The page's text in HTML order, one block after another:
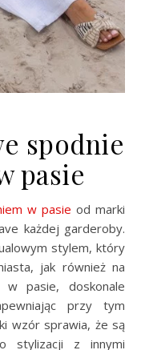
spodnie
pasie
w pasie od marki
każdej garderoby.
stylem, który
jak również na
w pasie, doskonale
przy tym
wzór sprawia, że są
stylizacji z innymi